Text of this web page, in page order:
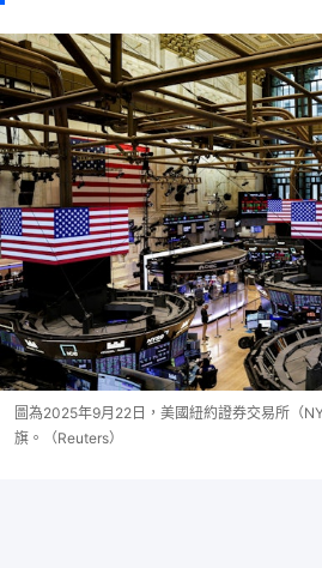
圖為2025年9月22日，美國紐約證券交易所（
旗。（Reuters）